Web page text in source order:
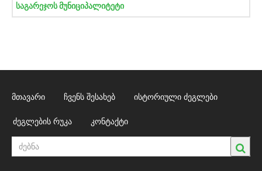
საგარეჯოს მუნიციპალიტეტი
მთავარი ჩვენს შესახებ ისტორიული ძეგლები
ძეგლების რუკა კონტაქტი